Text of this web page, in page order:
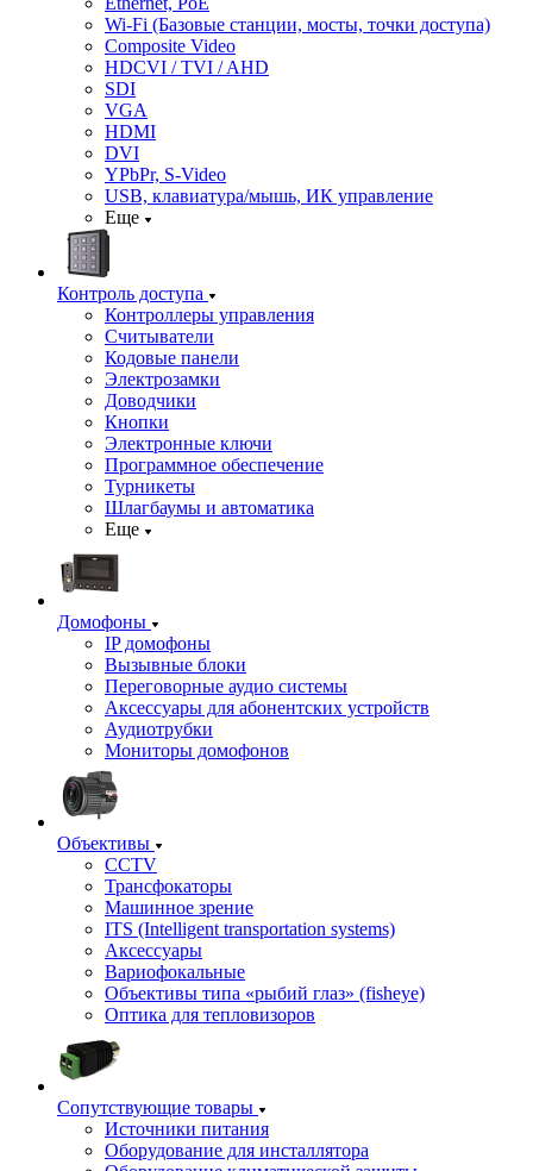
Wi-Fi (Базовые станции, мосты, точки доступа)
Composite Video
HDCVI / TVI / AHD
SDI
VGA
HDMI
DVI
YPbPr, S-Video
USB, клавиатура/мышь, ИК управление
Еще
Контроль доступа
Контроллеры управления
Считыватели
Кодовые панели
Электрозамки
Доводчики
Кнопки
Электронные ключи
Программное обеспечение
Турникеты
Шлагбаумы и автоматика
Еще
Домофоны
IP домофоны
Вызывные блоки
Переговорные аудио системы
Аксессуары для абонентских устройств
Аудиотрубки
Мониторы домофонов
Объективы
CCTV
Трансфокаторы
Машинное зрение
ITS (Intelligent transportation systems)
Аксессуары
Вариофокальные
Объективы типа «рыбий глаз» (fisheye)
Оптика для тепловизоров
Сопутствующие товары
Источники питания
Оборудование для инсталлятора